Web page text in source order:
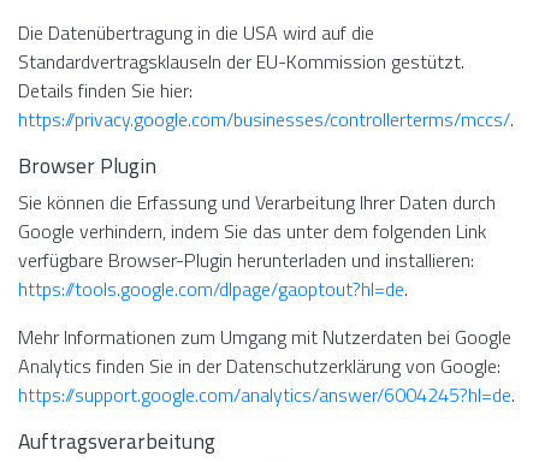
Die Datenübertragung in die USA wird auf die
Standardvertragsklauseln der EU-Kommission gestützt.
Details finden Sie hier:
https://privacy.google.com/businesses/controllerterms/mccs/.
Browser Plugin
Sie können die Erfassung und Verarbeitung Ihrer Daten durch
Google verhindern, indem Sie das unter dem folgenden Link
verfügbare Browser-Plugin herunterladen und installieren:
https://tools.google.com/dlpage/gaoptout?hl=de.
Mehr Informationen zum Umgang mit Nutzerdaten bei Google
Analytics finden Sie in der Datenschutzerklärung von Google:
https://support.google.com/analytics/answer/6004245?hl=de.
Auftragsverarbeitung